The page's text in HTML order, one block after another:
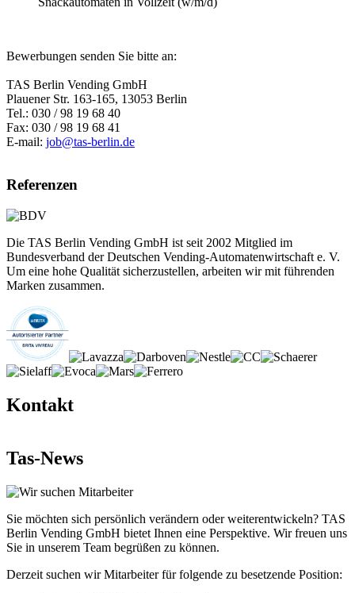
Bewerbungen senden Sie bitte an:
TAS Berlin Vending GmbH
Plauener Str. 163-165, 13053 Berlin
Tel.: 030 / 98 19 68 40
Fax: 030 / 98 19 68 41
E-mail: job@tas-berlin.de
Referenzen
Die TAS Berlin Vending GmbH ist seit 2002 Mitglied im
Bundesverband der Deutschen Vending-Automatenwirtschaft e. V.
Um eine hohe Qualität sicherzustellen, arbeiten wir mit führenden
Marken zusammen.
Kontakt
Tas-News
Sie möchten sich persönlich verändern oder weiterentwickeln? TAS
Berlin Vending GmbH bietet Ihnen eine Perspektive. Wir freuen uns
Sie in unserem Team begrüßen zu können.
Derzeit suchen wir Mitarbeiter für folgende zu besetzende Position: